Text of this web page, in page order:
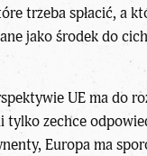
trzeba spłacić, a
jako środek do
UE ma do
tylko zechce
Europa ma